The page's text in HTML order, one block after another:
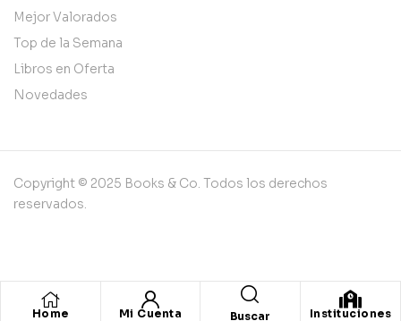
Home Mi Cuenta Buscar Instituciones
Mejor Valorados
Top de la Semana
Libros en Oferta
Novedades
Copyright © 2025 Books & Co. Todos los derechos
reservados.